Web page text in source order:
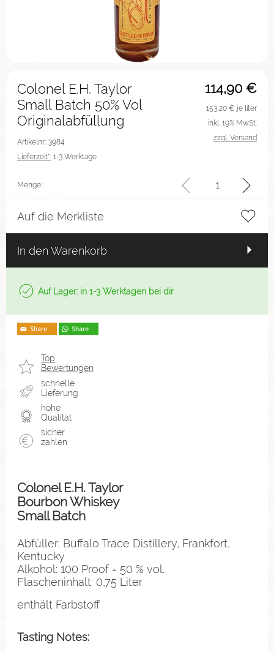
114,90 €
Colonel E.H. Taylor
Small Batch 50% Vol
Originalabfüllung
Artikelnr.: 3984
Lieferzeit*: 1-3 Werktage
153,20 € je liter
inkl. 19% MwSt.
zzgl. Versand
Menge:
Auf die Merkliste
In den Warenkorb
Auf Lager: in 1-3 Werktagen bei dir
Top
Bewertungen
schnelle
Lieferung
hohe
Qualität
sicher
zahlen
Colonel E.H. Taylor
Bourbon Whiskey
Small Batch
Abfüller: Buffalo Trace Distillery, Frankfort,
Kentucky
Alkohol: 100 Proof = 50 % vol.
Flascheninhalt: 0,75 Liter
enthält Farbstoff
Tasting Notes: